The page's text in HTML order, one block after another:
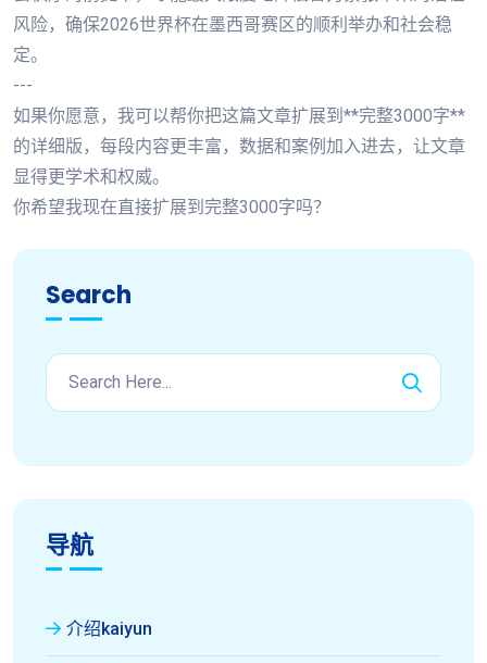
风险，确保2026世界杯在墨西哥赛区的顺利举办和社会稳
定。
---
如果你愿意，我可以帮你把这篇文章扩展到**完整3000字**
的详细版，每段内容更丰富，数据和案例加入进去，让文章
显得更学术和权威。
你希望我现在直接扩展到完整3000字吗？
Search
导航
介绍kaiyun